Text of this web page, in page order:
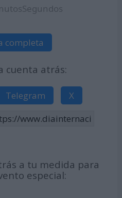
Segundos
completa
cuenta atrás:
Telegram
X
a tu medida para
especial: